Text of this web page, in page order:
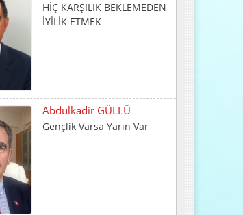
Gençlik Varsa Yarın Var
Metin ÇINAR